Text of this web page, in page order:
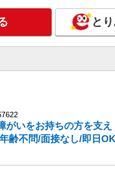
全支給(ガソリン代含む)＞
甲斐市内 ≪車通勤OK≫
支援メインで負担少な
ビスの支援員＊
時給1500円〜2125円 ＜
と
がいをお持ちの方を支え
齢不問/面接なし/即日OK